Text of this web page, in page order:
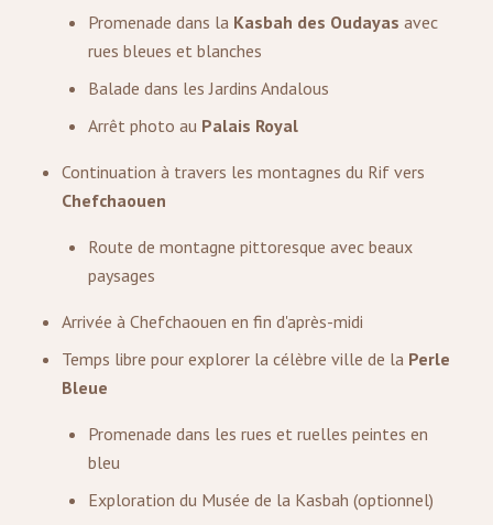
Promenade dans la Kasbah des Oudayas avec
rues bleues et blanches
Balade dans les Jardins Andalous
Arrêt photo au Palais Royal
Continuation à travers les montagnes du Rif vers
Chefchaouen
Route de montagne pittoresque avec beaux
paysages
Arrivée à Chefchaouen en fin d'après-midi
Temps libre pour explorer la célèbre ville de la Perle
Bleue
Promenade dans les rues et ruelles peintes en
bleu
Exploration du Musée de la Kasbah (optionnel)